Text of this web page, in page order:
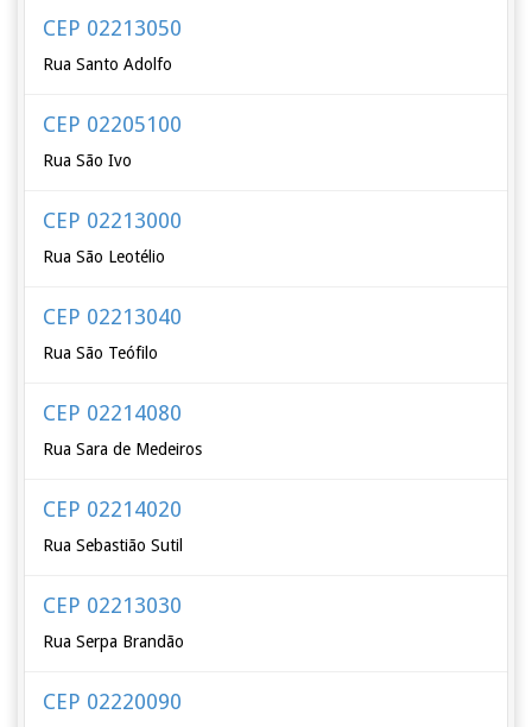
CEP 02213050
Rua Santo Adolfo
CEP 02205100
Rua São Ivo
CEP 02213000
Rua São Leotélio
CEP 02213040
Rua São Teófilo
CEP 02214080
Rua Sara de Medeiros
CEP 02214020
Rua Sebastião Sutil
CEP 02213030
Rua Serpa Brandão
CEP 02220090